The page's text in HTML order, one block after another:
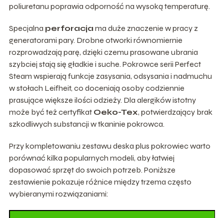
poliuretanu poprawia odporność na wysoką temperaturę.
Specjalna perforacja ma duże znaczenie w pracy z
generatorami pary. Drobne otworki równomiernie
rozprowadzają parę, dzięki czemu prasowane ubrania
szybciej stają się gładkie i suche. Pokrowce serii Perfect
Steam wspierają funkcje zasysania, odsysania i nadmuchu
w stołach Leifheit, co doceniają osoby codziennie
prasujące większe ilości odzieży. Dla alergików istotny
może być też certyfikat Oeko-Tex, potwierdzający brak
szkodliwych substancji w tkaninie pokrowca.
Przy kompletowaniu zestawu deska plus pokrowiec warto
porównać kilka popularnych modeli, aby łatwiej
dopasować sprzęt do swoich potrzeb. Poniższe
zestawienie pokazuje różnice między trzema często
wybieranymi rozwiązaniami: